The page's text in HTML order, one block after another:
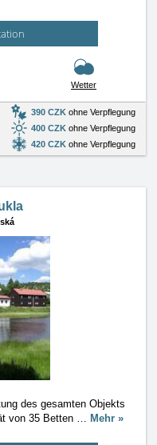
Wetter
390 CZK ohne Verpflegung
400 CZK ohne Verpflegung
420 CZK ohne Verpflegung
des gesamten Objekts
von 35 Betten … Mehr »